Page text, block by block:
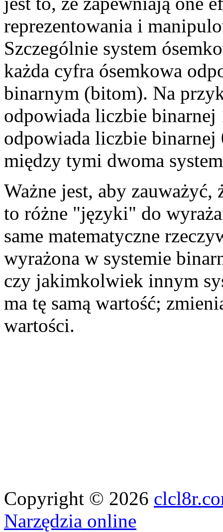
reprezentowania i
Szczególnie system
każda cyfra ósemkowa
binarnym (bitom). Na
odpowiada liczbie binarnej
odpowiada liczbie binarnej
między tymi dwoma
Ważne jest, aby
to różne "języki" do
same matematyczne
wyrażona w systemie
czy jakimkolwiek innym
ma tę samą wartość;
wartości.
Copyright © 2026
Narzędzia online